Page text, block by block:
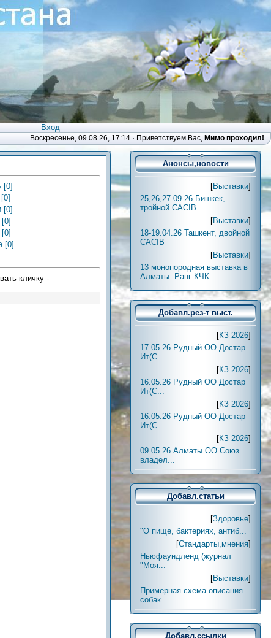
Вход
Воскресенье, 09.08.26, 17:14 · Приветствуем Вас, Мимо проходил!
[0]
[0]
[0]
[0]
[0]
[0]
кличку -
Анонсы,новости
[Выставки]
25,26,27.09.26 Бишкек,
тройной CACIB
[Выставки]
18-19.04.26 Ташкент, двойной
CACIB
[Выставки]
13 монопородная выставка в
Алматы. Ранг КЧК
Добавл.рез-т выст.
[КЗ 2026]
17.05.26 Рудный ОО Достар
Ит(С...
[КЗ 2026]
16.05.26 Рудный ОО Достар
Ит(С...
[КЗ 2026]
16.05.26 Рудный ОО Достар
Ит(С...
[КЗ 2026]
09.05.26 Алматы ОО Союз
владел...
Добавл.статьи
[Здоровье]
"О пище, бактериях, антиб...
[Стандарты,мнения]
Ньюфаундленд (журнал
"Моя...
[Выставки]
Примерная схема описания
собак...
Добавл.ссылки